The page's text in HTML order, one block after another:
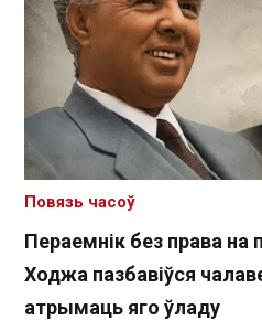
Пераемнік без права
Ходжа пазбавіўся
атрымаць яго ўладу
Повязь часоў